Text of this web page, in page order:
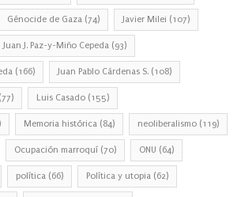
Génocide de Gaza (74) Javier Milei (107)
Juan J. Paz-y-Miño Cepeda (93)
(166) Juan Pablo Cárdenas S. (108)
(77) Luis Casado (155)
Memoria histórica (84) neoliberalismo (119)
Ocupación marroquí (70) ONU (64)
política (66) Política y utopia (62)